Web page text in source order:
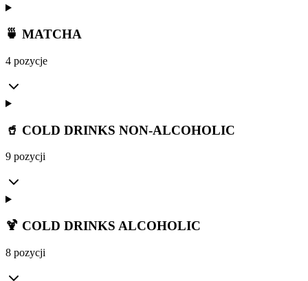
🍵 MATCHA
4 pozycje
🥤 COLD DRINKS NON-ALCOHOLIC
9 pozycji
🍹 COLD DRINKS ALCOHOLIC
8 pozycji